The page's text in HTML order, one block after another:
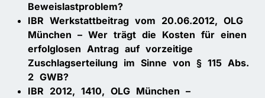
Beweislastproblem?
IBR Werkstattbeitrag vom 20.06.2012, OLG
München – Wer trägt die Kosten für einen
erfolglosen Antrag auf vorzeitige
Zuschlagserteilung im Sinne von § 115 Abs.
2 GWB?
IBR 2012, 1410, OLG München –